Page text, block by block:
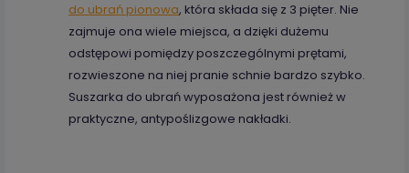
do ubrań pionowa, która składa się z 3 pięter. Nie
zajmuje ona wiele miejsca, a dzięki dużemu
odstępowi pomiędzy poszczególnymi prętami,
rozwieszone na niej pranie schnie bardzo szybko.
Suszarka do ubrań wyposażona jest również w
praktyczne, antypoślizgowe nakładki.